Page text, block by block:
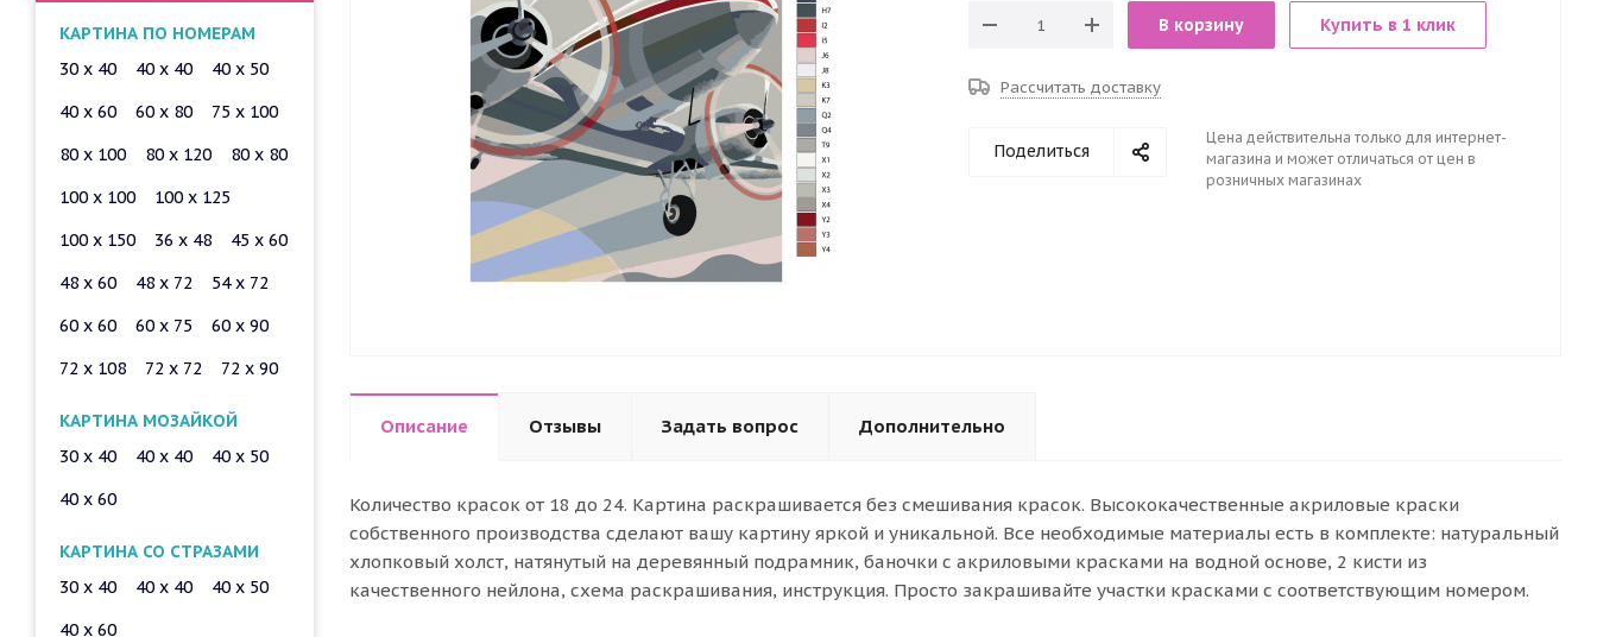
В корзину Купить в 1 клик
Рассчитать доставку
Поделиться
Цена действительна только для интернет-
магазина и может отличаться от цен в
розничных магазинах
Описание Отзывы Задать вопрос Дополнительно
Количество красок от 18 до 24. Картина раскрашивается без смешивания красок. Высококачественные акриловые краски
собственного производства сделают вашу картину яркой и уникальной. Все необходимые материалы есть в комплекте: натуральный
хлопковый холст, натянутый на деревянный подрамник, баночки с акриловыми красками на водной основе, 2 кисти из
качественного нейлона, схема раскрашивания, инструкция. Просто закрашивайте участки красками с соответствующим номером.
КАРТИНА ПО НОМЕРАМ
30 x 40
40 x 40
40 x 50
40 x 60
60 x 80
75 x 100
80 x 100
80 x 120
80 x 80
100 x 100
100 x 125
100 x 150
36 x 48
45 x 60
48 x 60
48 x 72
54 x 72
60 x 60
60 x 75
60 x 90
72 x 108
72 x 72 72 x 90
КАРТИНА МОЗАЙКОЙ
30 x 40
40 x 40
40 x 50
40 x 60
КАРТИНА СО СТРАЗАМИ
30 x 40
40 x 40
40 x 50
40 x 60